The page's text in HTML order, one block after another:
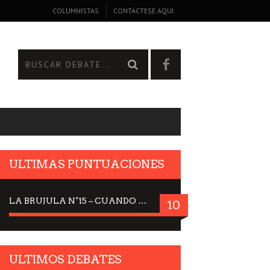
COLUMNISTAS CONTÁCTESE AQUI
ULTIMAS PUNTUACIONES
LA BRUJULA N°15 – CUANDO LA CIENCIA MIRA AL CIELO, DRA. ELISABETH KÜBLER-ROSS 10
ULTIMOS DEBATES